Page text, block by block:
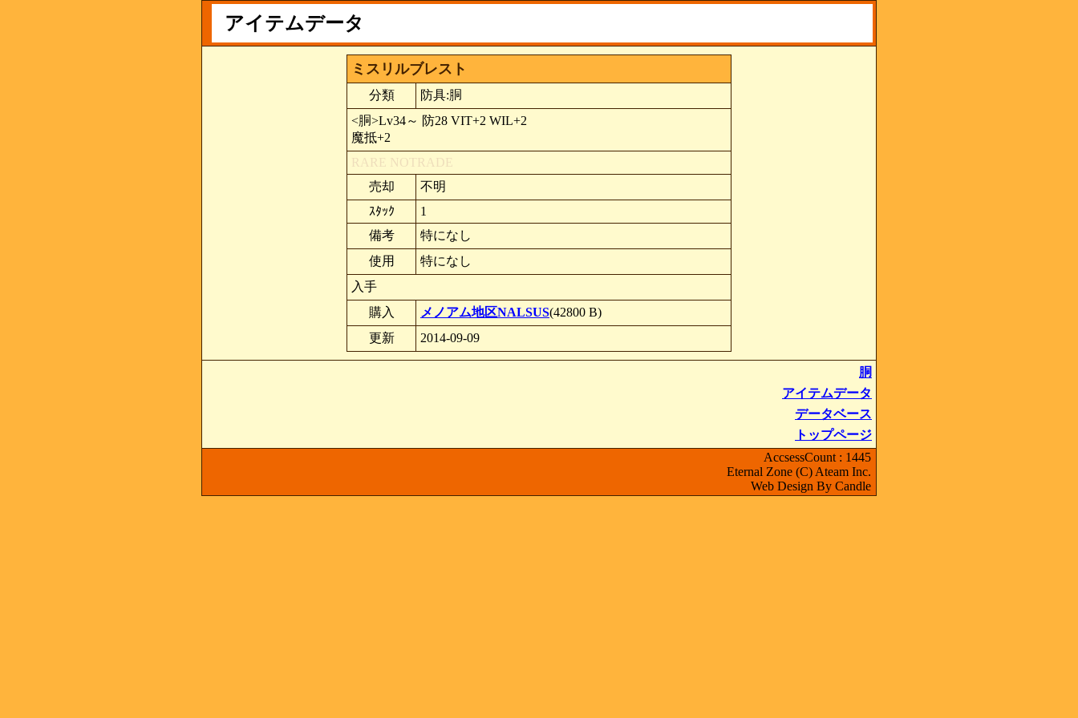
アイテムデータ
ミスリルブレスト
分類
防具:胴
<胴>Lv34～ 防28 VIT+2 WIL+2
魔抵+2
RARE NOTRADE
売却
不明
ｽﾀｯｸ
1
備考
特になし
使用
特になし
入手
購入
メノアム地区NALSUS(42800 B)
更新
2014-09-09
胴
アイテムデータ
データベース
トップページ
AccsessCount : 1445
Eternal Zone (C) Ateam Inc.
Web Design By Candle